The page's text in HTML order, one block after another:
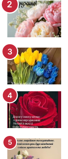
Д
н
м
р
о
ж
д
е
н
и
я
м
у
ж